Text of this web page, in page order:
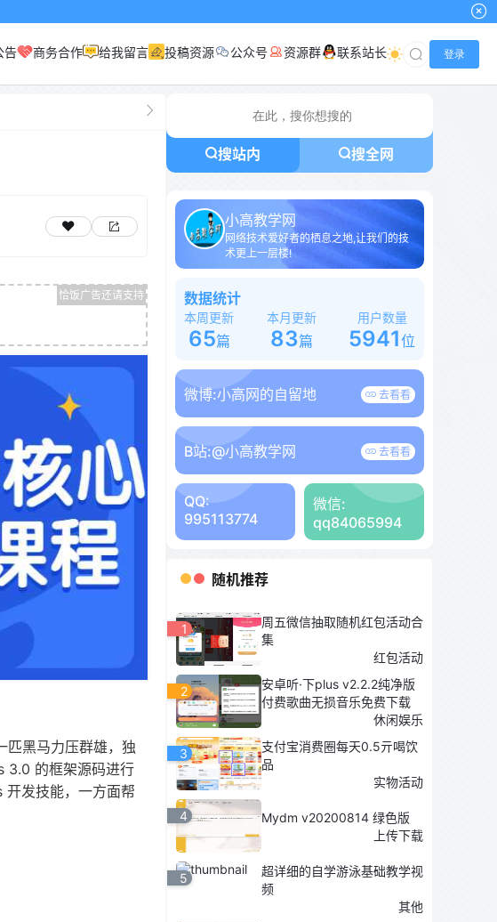
告 商务合作 给我留言 投稿资源 公众号 资源群 联系站长 登录
黑马力压群雄，独
3.0 的框架源码进行
开发技能，一方面帮
搜站内 搜全网
小高教学网
网络技术爱好者的栖息之地,让我们的技
术更上一层楼!
数据统计
本周更新
65篇
本月更新
83篇
用户数量
5941位
微博:小高网的自留地 去看看
B站:@小高教学网 去看看
QQ:
995113774
微信:
qq84065994
随机推荐
1
周五微信抽取随机红包活动合
集
红包活动
2
安卓听·下plus v2.2.2纯净版
付费歌曲无损音乐免费下载
休闲娱乐
3
支付宝消费圈每天0.5亓喝饮
品
实物活动
4
Mydm v20200814 绿色版
上传下载
5
超详细的自学游泳基础教学视
频
其他